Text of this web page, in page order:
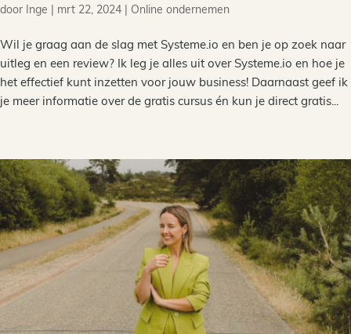
door Inge mrt 22, 2024 Online ondernemen
Wil je graag aan de slag met Systeme.io en ben je op zoek naar
uitleg en een review? Ik leg je alles uit over Systeme.io en hoe je
het effectief kunt inzetten voor jouw business! Daarnaast geef ik
je meer informatie over de gratis cursus én kun je direct gratis...